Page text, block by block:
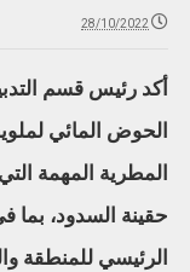
28/10/2022
أكد رئيس قسم
الحوض المائي
المطرية المهمة
حقينة السدود،
الرئيسي للمنطقة